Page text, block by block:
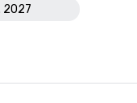
2027